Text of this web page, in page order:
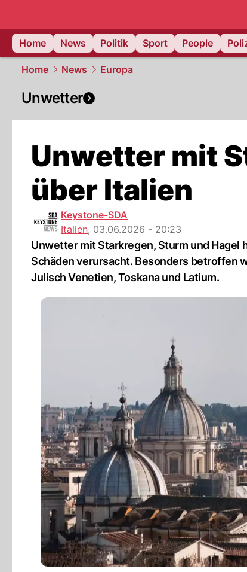
Home
News Politik Sport People
Home News Europa
Unwetter
Unwetter mit
über Italien
Keystone-SDA
Italien, 03.06.2026 - 20:23
Unwetter mit Starkregen, Sturm und
Schäden verursacht. Besonders betroffen
Julisch Venetien, Toskana und Latium.